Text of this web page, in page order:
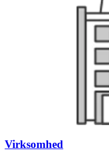
Virksomhed